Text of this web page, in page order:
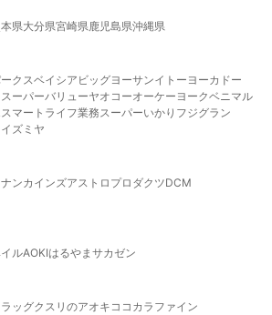
県大分県宮崎県鹿児島県沖縄県
クスベイシア ビッグヨーサンイトーヨーカドー
スーパーバリューヤオコーオーケー ヨークベニマル
マート ライフ業務スーパーいかり フジグラン
イズミヤ
ンカインズアストロプロダクツDCM
ルAOKIはるやま サカゼン
ッグクスリのアオキ ココカラファイン